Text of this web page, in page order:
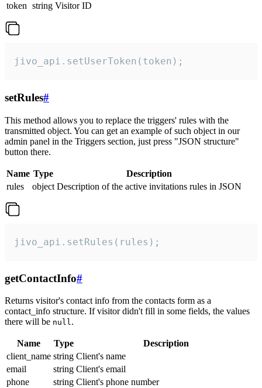
token string Visitor ID
jivo_api.setUserToken(token);
setRules#
This method allows you to replace the triggers' rules with the
transmitted object. You can get an example of such object in our
admin panel in the Triggers section, just press "JSON structure"
button there.
Name Type
Description
rules
object Description of the active invitations rules in JSON
jivo_api.setRules(rules);
getContactInfo#
Returns visitor's contact info from the contacts form as a
contact_info structure. If visitor didn't fill in some fields, the values
there will be null.
Name Type
Description
client_name string Client's name
email
string Client's email
phone
string Client's phone number